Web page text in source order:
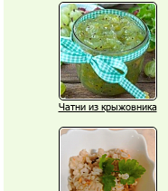
Чатни из крыжовника